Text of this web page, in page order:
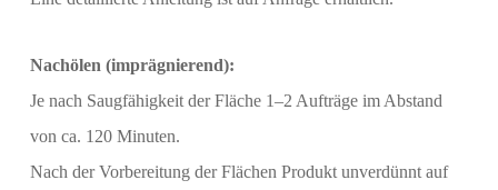
Nachölen (imprägnierend):
Je nach Saugfähigkeit der Fläche 1‒2 Aufträge im Abstand
von ca. 120 Minuten.
Nach der Vorbereitung der Flächen Produkt unverdünnt auf